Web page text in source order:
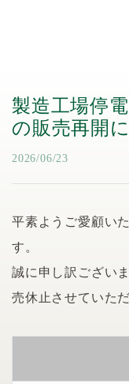
製造工場停
の販売再開
2026/06/23
平素ようご愛顧い
す。
誠に申し訳ござい
売休止させていた